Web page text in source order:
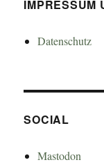
IMPRESSUM
Datenschutz
SOCIAL
Mastodon